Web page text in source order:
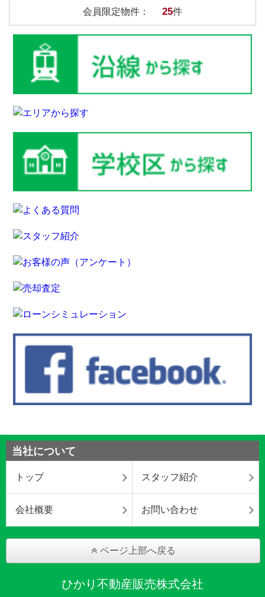
会員限定物件： 25件
当社について
トップ スタッフ紹介
会社概要 お問い合わせ
ページ上部へ戻る
ひかり不動産販売株式会社